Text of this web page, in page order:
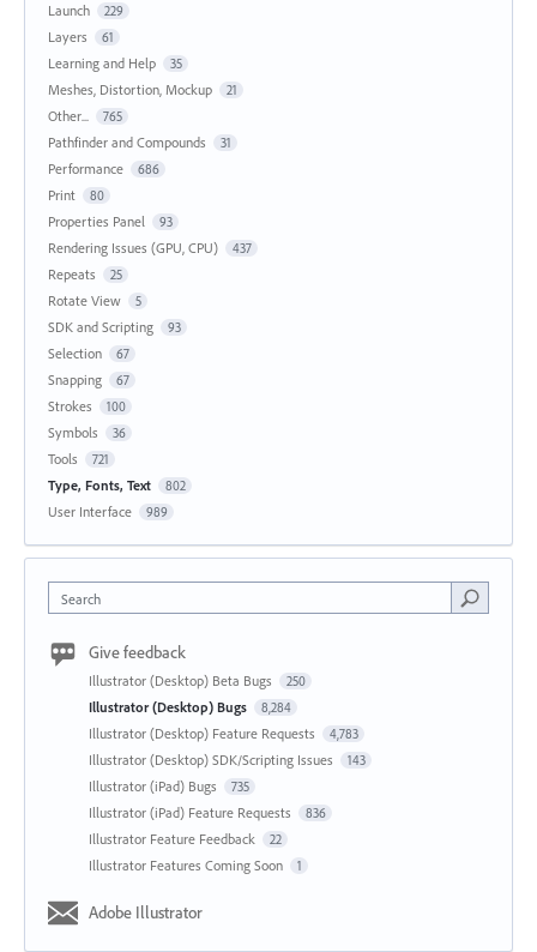
Launch 229
Layers 61
Learning and Help 35
Meshes, Distortion, Mockup 21
Other... 765
Pathfinder and Compounds 31
Performance 686
Print 80
Properties Panel 93
Rendering Issues (GPU, CPU) 437
Repeats 25
Rotate View 5
SDK and Scripting 93
Selection 67
Snapping 67
Strokes 100
Symbols 36
Tools 721
Type, Fonts, Text 802
User Interface 989
Search
Give feedback
Illustrator (Desktop) Beta Bugs 250
Illustrator (Desktop) Bugs 8,284
Illustrator (Desktop) Feature Requests 4,783
Illustrator (Desktop) SDK/Scripting Issues 143
Illustrator (iPad) Bugs 735
Illustrator (iPad) Feature Requests 836
Illustrator Feature Feedback 22
Illustrator Features Coming Soon 1
Adobe Illustrator